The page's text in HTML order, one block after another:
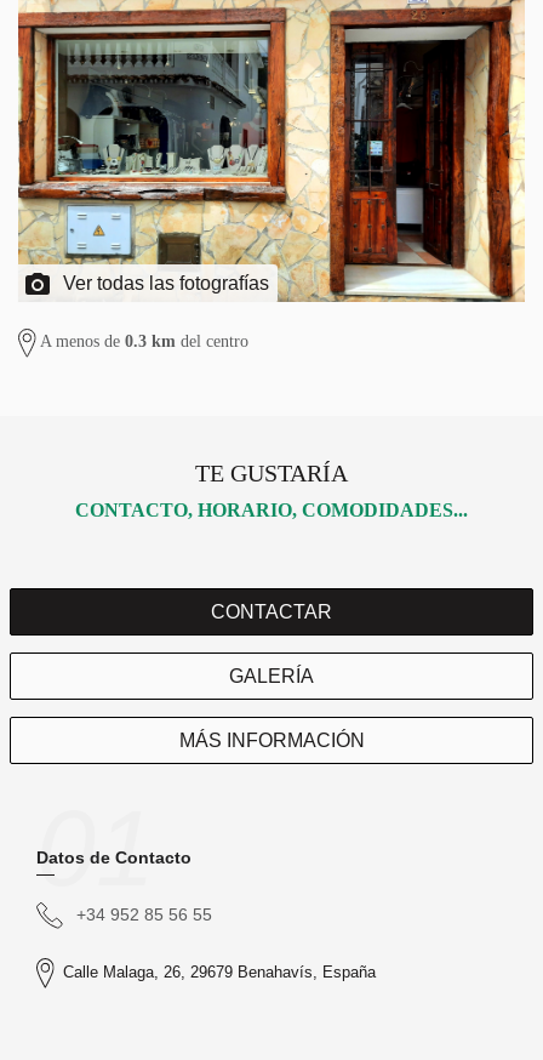
Ver todas las fotografías
A menos de0.3 km del centro
TE GUSTARÍA
CONTACTO, HORARIO, COMODIDADES...
CONTACTAR
GALERÍA
MÁS INFORMACIÓN
01
Datos de Contacto
+34 952 85 56 55
Calle Malaga, 26, 29679 Benahavís, España